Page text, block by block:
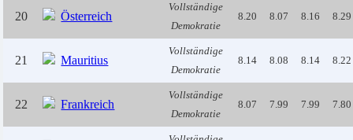
20 Österreich
Vollständige
Demokratie
8.20 8.07 8.16 8.29
21 Mauritius
Vollständige
Demokratie
8.14 8.08 8.14 8.22
22 Frankreich
Vollständige
Demokratie
8.07 7.99 7.99 7.80